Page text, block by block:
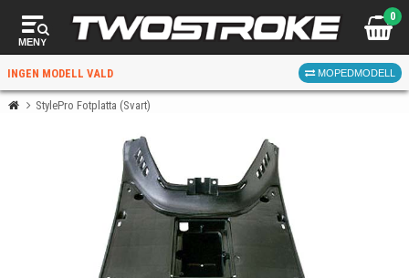
MENY
0
INGEN MODELL VALD MOPEDMODELL
VÄLJ MOPED FÖR RÄTT DELAR
StylePro Fotplatta (Svart)